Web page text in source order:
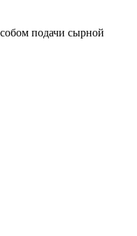
подачи сырной